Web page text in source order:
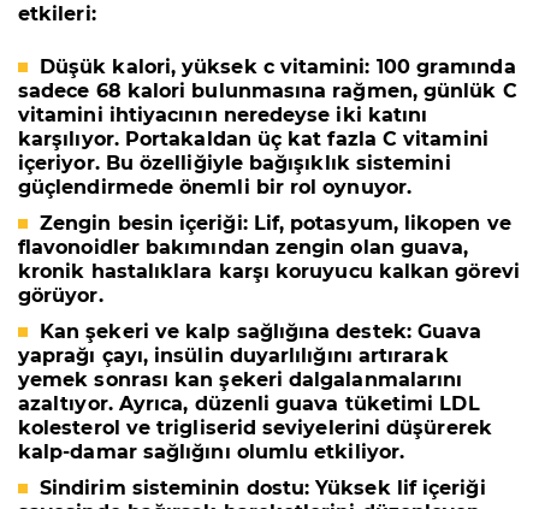
etkileri:
Düşük kalori, yüksek c vitamini: 100 gramında
sadece 68 kalori bulunmasına rağmen, günlük C
vitamini ihtiyacının neredeyse iki katını
karşılıyor. Portakaldan üç kat fazla C vitamini
içeriyor. Bu özelliğiyle bağışıklık sistemini
güçlendirmede önemli bir rol oynuyor.
Zengin besin içeriği:Lif, potasyum, likopen ve
flavonoidler bakımından zengin olan guava,
kronik hastalıklara karşı koruyucu kalkan görevi
görüyor.
Kan şekeri ve kalp sağlığına destek:Guava
yaprağı çayı, insülin duyarlılığını artırarak
yemek sonrası kan şekeri dalgalanmalarını
azaltıyor. Ayrıca, düzenli guava tüketimi LDL
kolesterol ve trigliserid seviyelerini düşürerek
kalp-damar sağlığını olumlu etkiliyor.
Sindirim sisteminin dostu: Yüksek lif içeriği